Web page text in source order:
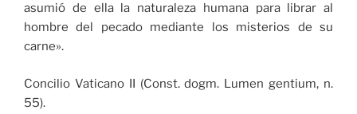
asumió de ella la naturaleza humana para librar al
hombre del pecado mediante los misterios de su
carne».
Concilio Vaticano II (Const. dogm. Lumen gentium, n.
55).